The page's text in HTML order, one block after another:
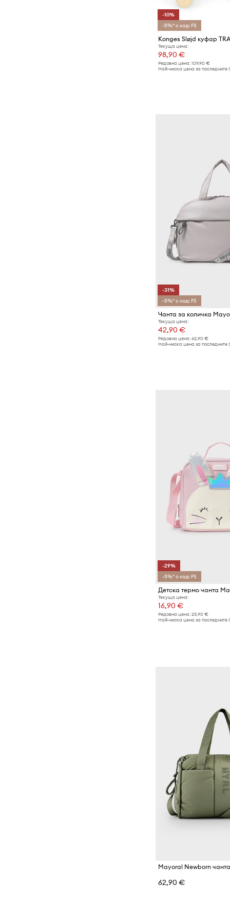
-10%
-5%* с код: FS
Konges Sløjd куфар
Текуща цена:
98,90 €
Редовна цена: 109,90 €
Най-ниска цена за последните
-31%
-5%* с код: FS
Чанта за количка
Текуща цена:
42,90 €
Редовна цена: 62,90 €
Най-ниска цена за последните
-29%
-5%* с код: FS
Детска термо чанта
Текуща цена:
16,90 €
Редовна цена: 23,90 €
Най-ниска цена за последните
Mayoral Newborn чанта
62,90 €